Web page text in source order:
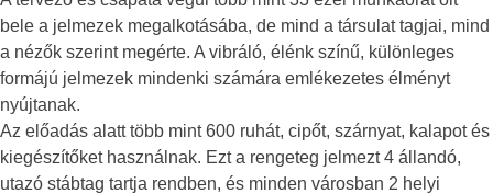
bele a jelmezek megalkotásába, de mind a társulat tagjai, mind
a nézők szerint megérte. A vibráló, élénk színű, különleges
formájú jelmezek mindenki számára emlékezetes élményt
nyújtanak.
Az előadás alatt több mint 600 ruhát, cipőt, szárnyat, kalapot és
kiegészítőket használnak. Ezt a rengeteg jelmezt 4 állandó,
utazó stábtag tartja rendben, és minden városban 2 helyi